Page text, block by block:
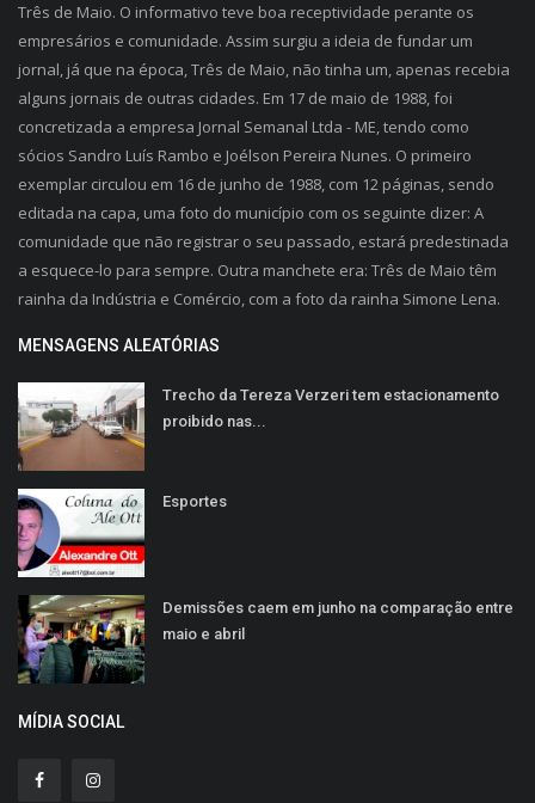
Três de Maio. O informativo teve boa receptividade perante os
empresários e comunidade. Assim surgiu a ideia de fundar um
jornal, já que na época, Três de Maio, não tinha um, apenas recebia
alguns jornais de outras cidades. Em 17 de maio de 1988, foi
concretizada a empresa Jornal Semanal Ltda - ME, tendo como
sócios Sandro Luís Rambo e Joélson Pereira Nunes. O primeiro
exemplar circulou em 16 de junho de 1988, com 12 páginas, sendo
editada na capa, uma foto do município com os seguinte dizer: A
comunidade que não registrar o seu passado, estará predestinada
a esquece-lo para sempre. Outra manchete era: Três de Maio têm
rainha da Indústria e Comércio, com a foto da rainha Simone Lena.
MENSAGENS ALEATÓRIAS
Trecho da Tereza Verzeri tem estacionamento
proibido nas...
Esportes
Demissões caem em junho na comparação entre
maio e abril
MÍDIA SOCIAL